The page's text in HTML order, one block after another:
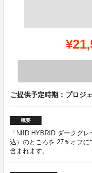
ご提供予定時期：プロジ
概要
「NIID HYBRID ダークグ
込）のところを 27％オフ
含まれます。